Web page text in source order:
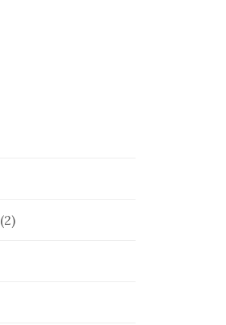
(2)